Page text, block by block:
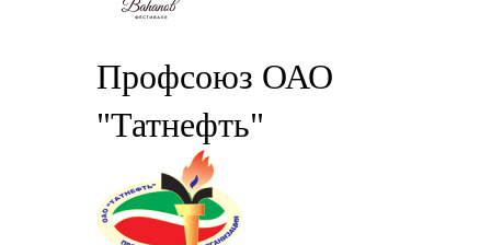
Профсоюз ОАО
"Татнефть"